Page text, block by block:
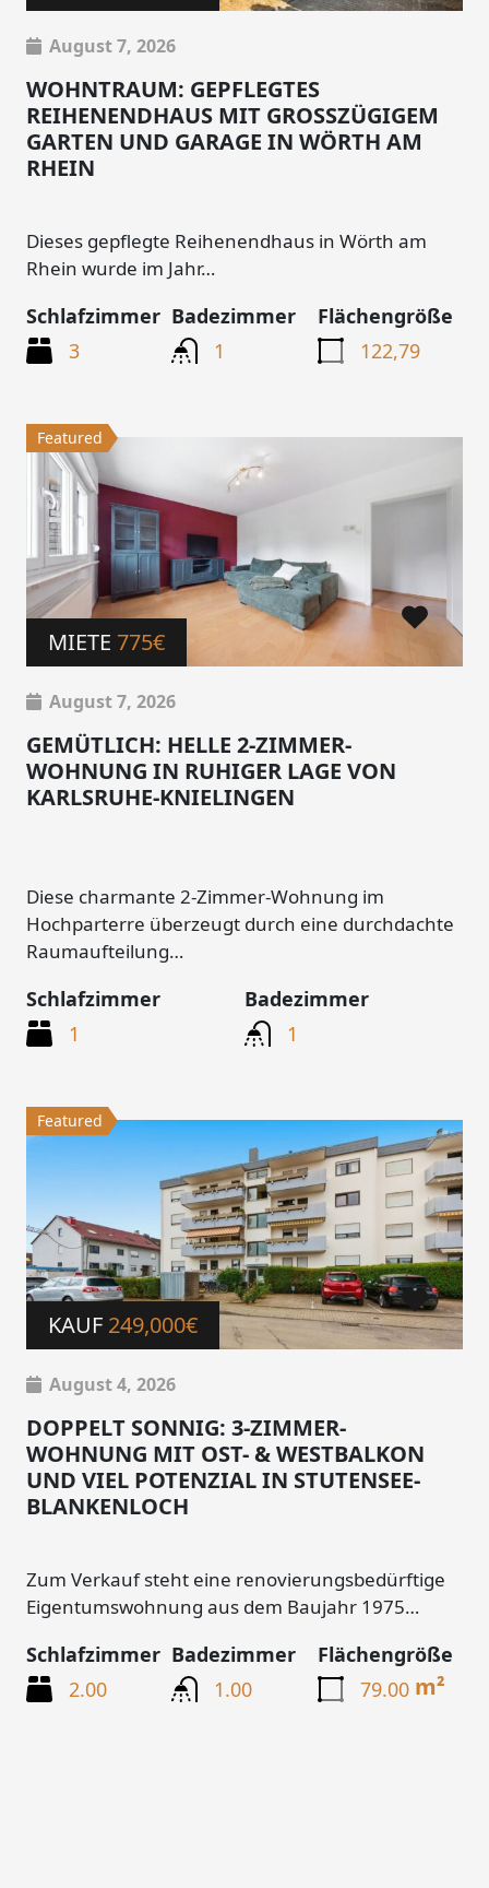
August 7, 2026
WOHNTRAUM: GEPFLEGTES
REIHENENDHAUS MIT GROSSZÜGIGEM G
ARTEN UND GARAGE IN WÖRTH AM R
HEIN
Dieses gepflegte Reihenendhaus in Wörth am
Rhein wurde im Jahr…
Schlafzimmer
3
Badezimmer
1
Flächengröße
122,79
Featured
MIETE 775€
August 7, 2026
GEMÜTLICH: HELLE 2-ZIMMER-
WOHNUNG IN RUHIGER LAGE VON
KARLSRUHE-KNIELINGEN
Diese charmante 2-Zimmer-Wohnung im
Hochparterre überzeugt durch eine durchdachte
Raumaufteilung…
Schlafzimmer
1
Badezimmer
1
Featured
KAUF 249,000€
August 4, 2026
DOPPELT SONNIG: 3-ZIMMER-
WOHNUNG MIT OST- & WESTBALKON
UND VIEL POTENZIAL IN STUTENSEE-
BLANKENLOCH
Zum Verkauf steht eine renovierungsbedürftige
Eigentumswohnung aus dem Baujahr 1975…
Schlafzimmer
2.00
Badezimmer
1.00
Flächengröße
79.00 m²